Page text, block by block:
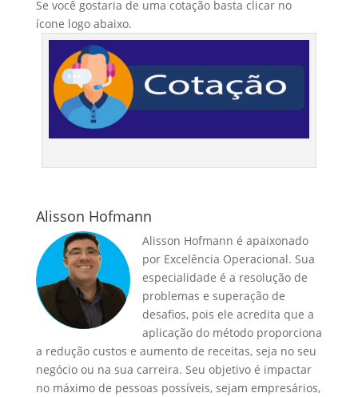
Se você gostaria de uma cotação basta clicar no
ícone logo abaixo.
Alisson Hofmann
Alisson Hofmann é apaixonado
por Excelência Operacional. Sua
especialidade é a resolução de
problemas e superação de
desafios, pois ele acredita que a
aplicação do método proporciona
a redução custos e aumento de receitas, seja no seu
negócio ou na sua carreira. Seu objetivo é impactar
no máximo de pessoas possíveis, sejam empresários,